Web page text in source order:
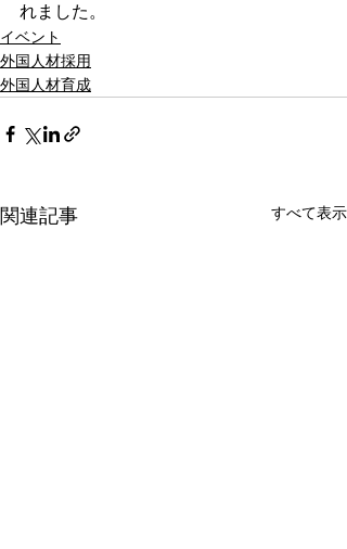
れました。
イベント
外国人材採用
外国人材育成
関連記事 すべて表示